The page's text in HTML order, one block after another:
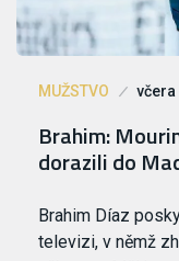
MUŽSTVO včera
Brahim:
dorazili do
Brahim Díaz
televizi, v němž